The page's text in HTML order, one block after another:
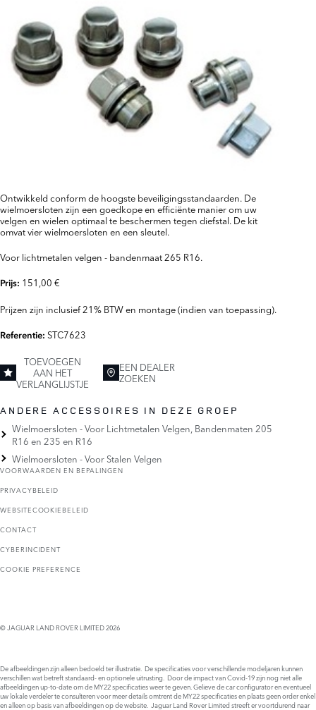
Ontwikkeld conform de hoogste beveiligingsstandaarden. De
wielmoersloten zijn een goedkope en efficiënte manier om uw
velgen en wielen optimaal te beschermen tegen diefstal. De kit
omvat vier wielmoersloten en een sleutel.
Voor lichtmetalen velgen - bandenmaat 265 R16.
Prijs: 151,00 €
Prijzen zijn inclusief 21% BTW en montage (indien van toepassing).
Referentie: STC7623
TOEVOEGEN
AAN HET
VERLANGLIJSTJE
EEN DEALER
ZOEKEN
ANDERE ACCESSOIRES IN DEZE GROEP
Wielmoersloten - Voor Lichtmetalen Velgen, Bandenmaten 205
R16 en 235 en R16
Wielmoersloten - Voor Stalen Velgen
VOORWAARDEN EN BEPALINGEN
PRIVACYBELEID
WEBSITECOOKIEBELEID
CONTACT
CYBERINCIDENT
COOKIE PREFERENCE
© JAGUAR LAND ROVER LIMITED 2026
De afbeeldingen zijn alleen bedoeld ter illustratie. De specificaties voor verschillende modeljaren kunnen
verschillen wat betreft standaard- en optionele uitrusting. Door de impact van Covid-19 zijn nog niet alle
afbeeldingen up-to-date om de MY22 specificaties weer te geven. Gelieve de car configurator en eventueel
uw lokale verdeler te consulteren voor meer details omtrent de MY22 specificaties en plaats geen order enkel
en alleen op basis van afbeeldingen op de website. Jaguar Land Rover Limited streeft er voortdurend naar